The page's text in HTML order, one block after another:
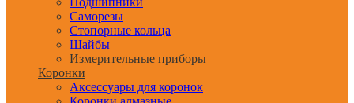
Саморезы
Стопорные кольца
Шайбы
Измерительные приборы
Коронки
Аксессуары для коронок